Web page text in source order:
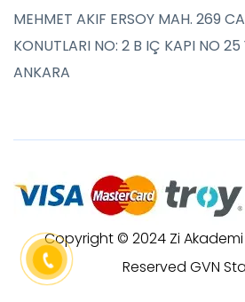
MEHMET AKIF ERSOY MAH. 269
KONUTLARI NO: 2 B IÇ KAPI NO 25
ANKARA
Copyright © 2024 Zi Akademi
Reserved GVN